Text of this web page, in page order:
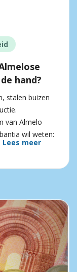
hand?
stalen buizen
van Almelo
wil weten:
Lees meer